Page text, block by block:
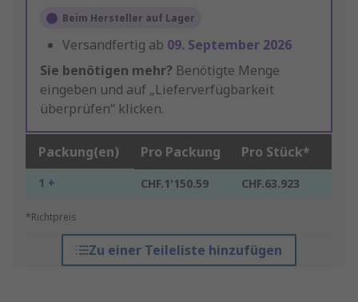
Beim Hersteller auf Lager
Versandfertig ab 09. September 2026
Sie benötigen mehr? Benötigte Menge
eingeben und auf „Lieferverfügbarkeit
überprüfen“ klicken.
Packung(en) Pro Packung Pro Stück*
1 + CHF.1'150.59 CHF.63.923
*Richtpreis
Zu einer Teileliste hinzufügen